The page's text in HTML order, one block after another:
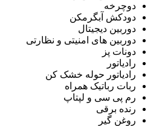
دوچرخه
دودکش آبگرمکن
دوربین دیجیتال
دوربین های امنیتی و نظارتی
دونات پز
رادیاتور
رادیاتور حوله خشک کن
ربات رباتیک همراه
رم پی سی و لپتاپ
رنده برقی
روغن گیر